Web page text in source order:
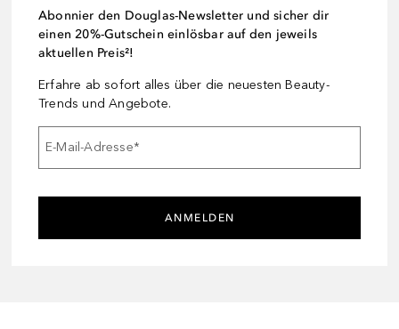
Abonnier den Douglas-Newsletter und sicher dir
einen 20%-Gutschein einlösbar auf den jeweils
aktuellen Preis²!
Erfahre ab sofort alles über die neuesten Beauty-
Trends und Angebote.
E-Mail-Adresse*
ANMELDEN